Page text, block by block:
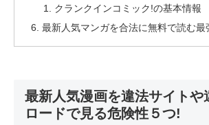
クランクインコミック!の基本情報
最新人気マンガを合法に無料で読む最
最新人気漫画を違法サイトや
ロードで見る危険性５つ!